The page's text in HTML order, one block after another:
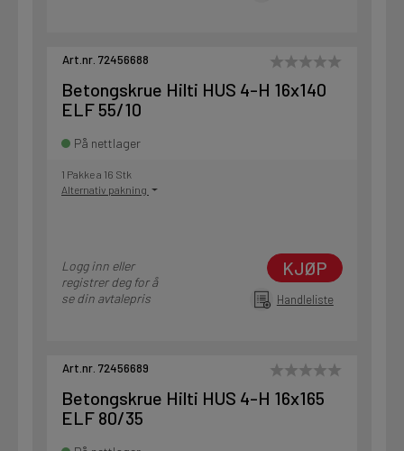
Art.nr. 72456688
Betongskrue Hilti HUS 4-H 16x140
ELF 55/10
På nettlager
1 Pakke a 16 Stk
Alternativ pakning
Logg inn eller
registrer deg for å
se din avtalepris
KJØP
Handleliste
Art.nr. 72456689
Betongskrue Hilti HUS 4-H 16x165
ELF 80/35